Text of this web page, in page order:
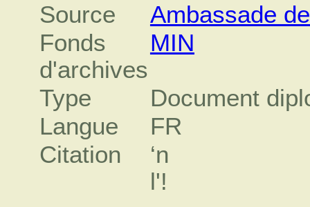
Source
Ambassade
Fonds
d'archives
MIN
Type
Document
Langue
FR
Citation
‘n
l'!